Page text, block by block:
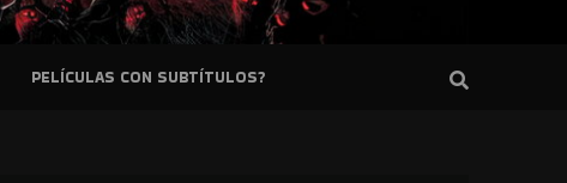
PELÍCULAS CON SUBTÍTULOS?